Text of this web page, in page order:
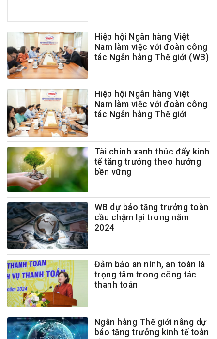
Hiệp hội Ngân hàng Việt
Nam làm việc với đoàn công
tác Ngân hàng Thế giới (WB)
Hiệp hội Ngân hàng Việt
Nam làm việc với đoàn công
tác Ngân hàng Thế giới
Tài chính xanh thúc đẩy kinh
tế tăng trưởng theo hướng
bền vững
WB dự báo tăng trưởng toàn
cầu chậm lại trong năm
2024
Đảm bảo an ninh, an toàn là
trọng tâm trong công tác
thanh toán
Ngân hàng Thế giới nâng dự
báo tăng trưởng kinh tế toàn